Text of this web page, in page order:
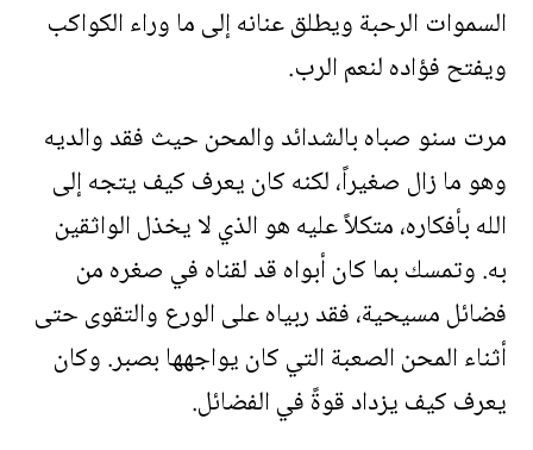
السموات الرحبة ويطلق عنانه إلى ما وراء الكواكب
ويفتح فؤاده لنعم الرب.
مرت سنو صباه بالشدائد والمحن حيث فقد والديه
وهو ما زال صغيراً، لكنه كان يعرف كيف يتجه إلى
الله بأفكاره، متكلاً عليه هو الذي لا يخذل الواثقين
به. وتمسك بما كان أبواه قد لقناه في صغره من
فضائل مسيحية، فقد ربياه على الورع والتقوى حتى
أثناء المحن الصعبة التي كان يواجهها بصبر. وكان
يعرف كيف يزداد قوةً في الفضائل.